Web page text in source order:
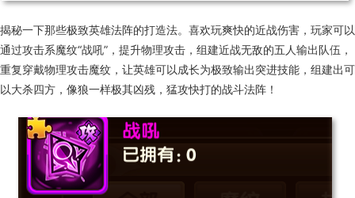
揭秘一下那些极致英雄法阵的打造法。喜欢玩爽快的近战伤害，玩家可以
通过攻击系魔纹“战吼”，提升物理攻击，组建近战无敌的五人输出队伍，
重复穿戴物理攻击魔纹，让英雄可以成长为极致输出突进技能，组建出可
以大杀四方，像狼一样极其凶残，猛攻快打的战斗法阵！